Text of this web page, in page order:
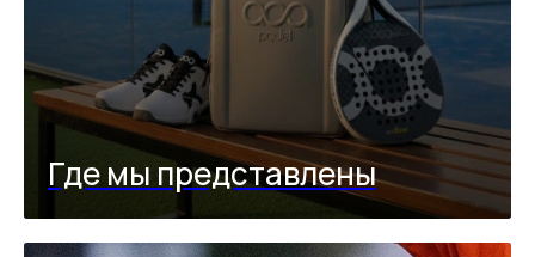
Где мы представлены